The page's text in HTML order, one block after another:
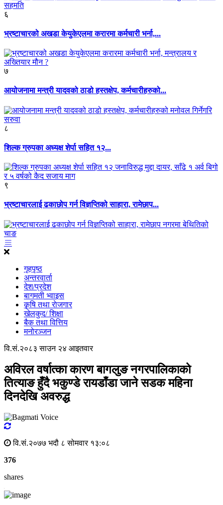
६
भ्रष्टाचारको अखडा केयुकेएलमा करारमा कर्मचारी भर्ना,...
७
आयोजनामा मन्त्री यादवको ठाडो हस्तक्षेप, कर्मचारीहरुको...
८
शिल्क ग्रुपका अध्यक्ष शेर्पा सहित १२...
९
भ्रष्टाचारलाई ढकाछोप गर्न विज्ञप्तिको साहारा, रामेछाप...
गृहपृष्ठ
अन्तरवार्ता
देश/प्रदेश
बागमती भ्वाइस
कृृषि तथा राेजगार
खेलकुद/ शिक्षा
बैक तथा वित्तिय
मनोरञ्जन
वि.सं.२०८३ साउन २४ आइतवार
अविरल वर्षात्का कारण बागलुङ नगरपालिकाको
तित्याङ हुँदै भकुण्डे रायडाँडा जाने सडक महिना
दिनदेखि अवरुद्ध
वि.सं.२०७७ भदौ ८ सोमवार १३:०८
376
shares